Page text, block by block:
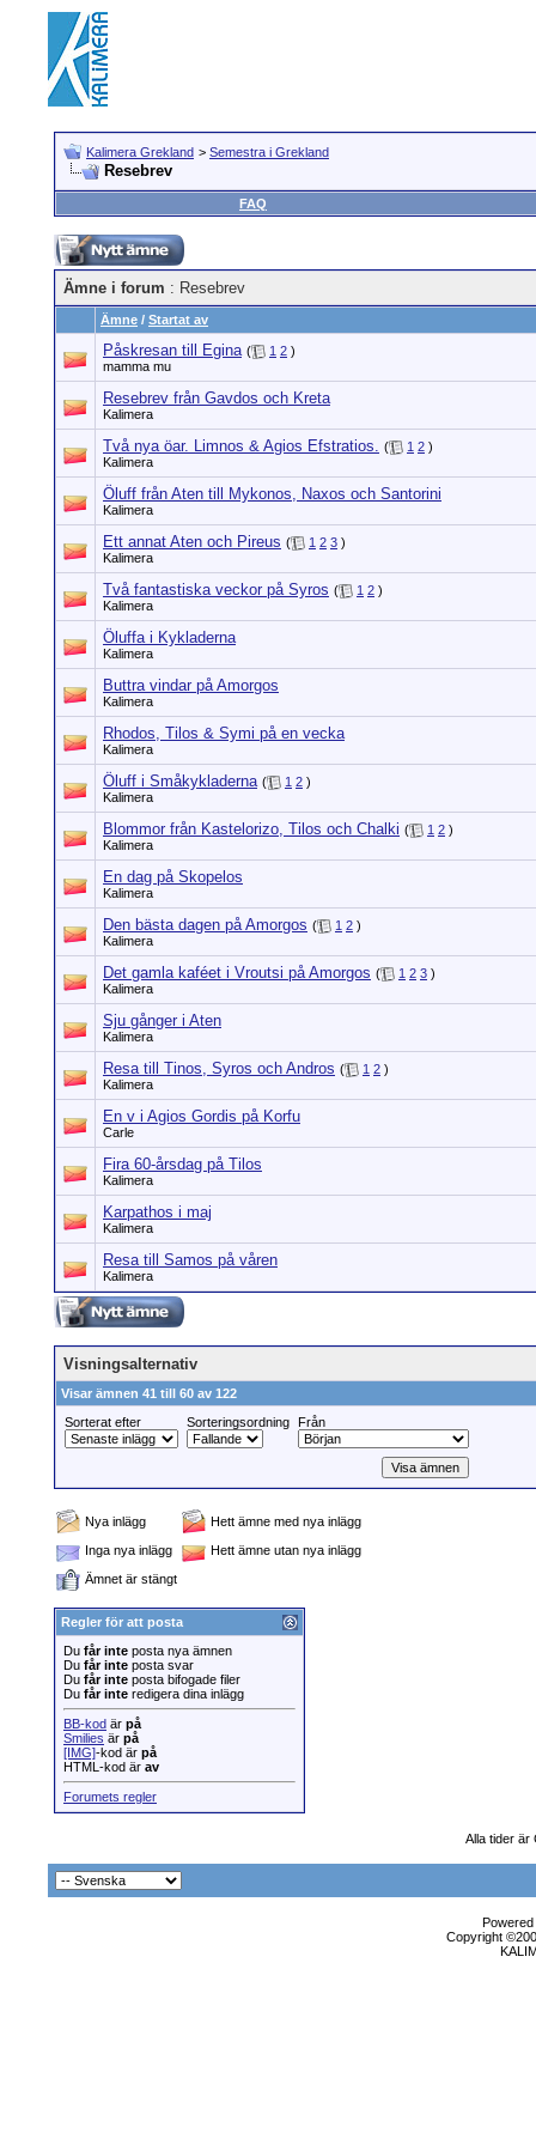
Kalimera Grekland > Semestra i Grekland
Resebrev
FAQ
Ämne i forum : Resebrev
Ämne / Startat av
Påskresan till Egina ( 1 2 )
mamma mu
Resebrev från Gavdos och Kreta
Kalimera
Två nya öar. Limnos & Agios Efstratios. ( 1 2 )
Kalimera
Öluff från Aten till Mykonos, Naxos och Santorini
Kalimera
Ett annat Aten och Pireus ( 1 2 3 )
Kalimera
Två fantastiska veckor på Syros ( 1 2 )
Kalimera
Öluffa i Kykladerna
Kalimera
Buttra vindar på Amorgos
Kalimera
Rhodos, Tilos & Symi på en vecka
Kalimera
Öluff i Småkykladerna ( 1 2 )
Kalimera
Blommor från Kastelorizo, Tilos och Chalki ( 1 2 )
Kalimera
En dag på Skopelos
Kalimera
Den bästa dagen på Amorgos ( 1 2 )
Kalimera
Det gamla kaféet i Vroutsi på Amorgos ( 1 2 3 )
Kalimera
Sju gånger i Aten
Kalimera
Resa till Tinos, Syros och Andros ( 1 2 )
Kalimera
En v i Agios Gordis på Korfu
Carle
Fira 60-årsdag på Tilos
Kalimera
Karpathos i maj
Kalimera
Resa till Samos på våren
Kalimera
Visningsalternativ
Visar ämnen 41 till 60 av 122
Sorterat efter
Sorteringsordning Från
Nya inlägg
Hett ämne med nya inlägg
Inga nya inlägg
Hett ämne utan nya inlägg
Ämnet är stängt
Regler för att posta
Du får inte posta nya ämnen
Du får inte posta svar
Du får inte posta bifogade filer
Du får inte redigera dina inlägg
BB-kod är på
Smilies är på
[IMG]-kod är på
HTML-kod är av
Forumets regler
Alla tider är
Copyright